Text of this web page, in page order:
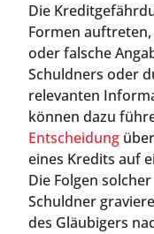
Die
Formen
oder falsche
Schuldners oder
relevanten
können dazu
Entscheidung
eines Kredits auf
Die Folgen
Schuldner
des Gläubigers